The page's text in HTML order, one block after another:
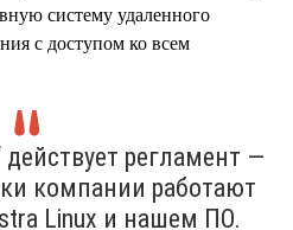
систему удаленного
с доступом ко всем
действует регламент —
компании работают
Linux и нашем ПО.